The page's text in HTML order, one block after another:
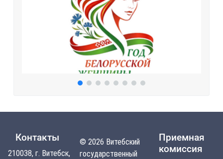
Контакты
210038, г. Витебск,
© 2026 Витебский
государственный
Приемная
комиссия